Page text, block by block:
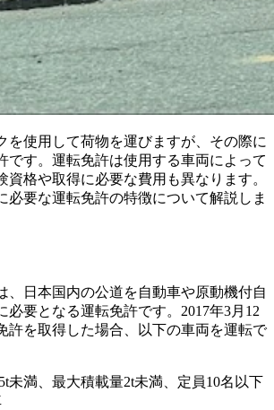
を使用して荷物を運びますが、その際に
です。運転免許は使用する車両によって
資格や取得に必要な費用も異なります。
必要な運転免許の特徴について解説しま
、日本国内の公道を自動車や原動機付自
必要となる運転免許です。2017年3月12
許を取得した場合、以下の車両を運転で
未満、最大積載量2t未満、定員10名以下